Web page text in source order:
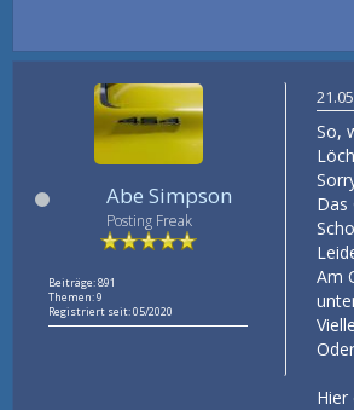
Abe Simpson
Posting Freak
Beiträge: 891
Themen: 9
Registriert seit: 05/2020
So,
Das
Am
Hier